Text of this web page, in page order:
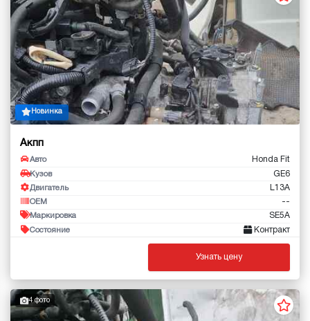
Новинка
Акпп
Авто Honda Fit
Кузов GE6
Двигатель L13A
OEM --
Маркировка SE5A
Состояние Контракт
Узнать цену
4 фото